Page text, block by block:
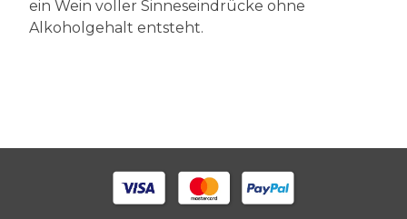
ein Wein voller Sinneseindrücke ohne
Alkoholgehalt entsteht.